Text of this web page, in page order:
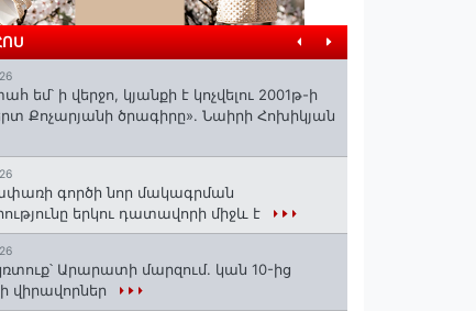
եմ՝ ի վերջո, կյանքի է կոչվելու 2001թ-ի
Քոչարյանի ծրագիրը». Նաիրի Հոխիկյան
գործի նոր մակագրման
երկու դատավորի միջև է
Արարատի մարզում. կան 10-ից
վիրավորներ